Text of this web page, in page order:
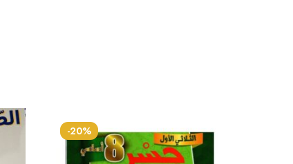
-20%